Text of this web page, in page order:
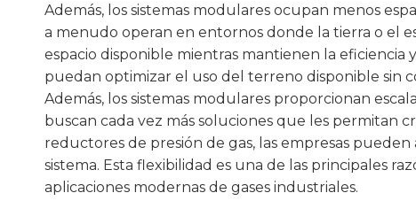
Además, los sistemas modulares ocupan menos
a menudo operan en entornos donde la tierra o el
espacio disponible mientras mantienen la eficiencia
puedan optimizar el uso del terreno disponible sin
Además, los sistemas modulares proporcionan
buscan cada vez más soluciones que les permitan
reductores de presión de gas, las empresas
sistema. Esta flexibilidad es una de las principales
aplicaciones modernas de gases industriales.